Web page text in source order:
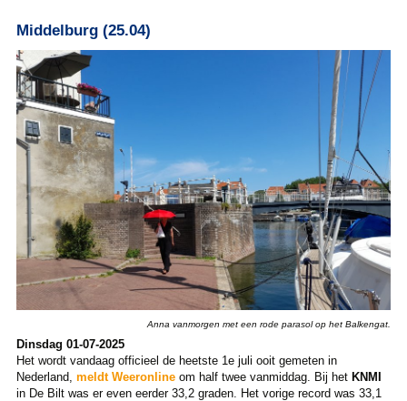
Middelburg (25.04)
Anna vanmorgen met een rode parasol op het Balkengat.
Dinsdag 01-07-2025
Het wordt vandaag officieel de heetste 1e juli ooit gemeten in
Nederland, meldt Weeronlineom half twee vanmiddag. Bij het KNMI
in De Bilt was er even eerder 33,2 graden. Het vorige record was 33,1